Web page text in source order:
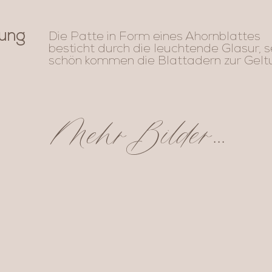
Die Patte in Form eines Ahornblattes
besticht durch die leuchtende Glasur,
schön kommen die Blattadern zur
Mehr Bilder...